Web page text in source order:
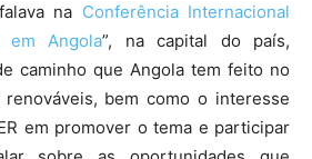
na Conferência Internacional
em Angola”, na capital do país,
caminho que Angola tem feito no
bem como o interesse
em promover o tema e participar